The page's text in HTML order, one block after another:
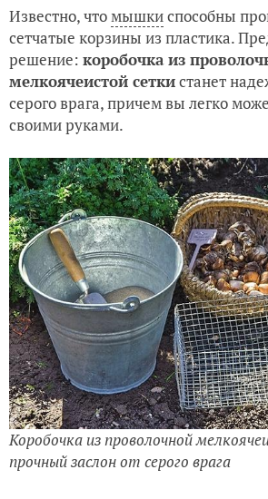
Известно, чтомышкиспособны
сетчатые корзины из пластика.
решение: коробочка из
мелкоячеистой сеткистанет
серого врага, причем вы легко
своими руками.
Коробочка из проволочной
прочный заслон от серого врага